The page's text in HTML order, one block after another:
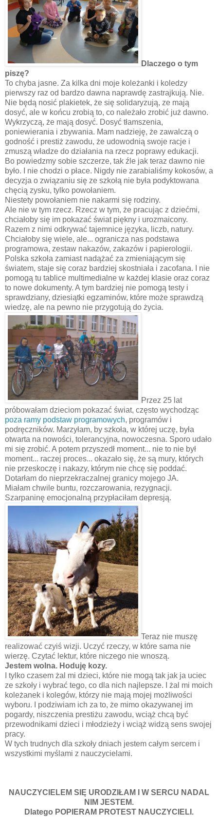
Dlaczego o tym
piszę?
To chyba jasne. Za kilka dni moje koleżanki i koledzy
pierwszy raz od bardzo dawna naprawdę zastrajkują. Nie.
Nie będą nosić plakietek, że się solidaryzują, ze mają
dosyć, ale w końcu zrobią to, co należało zrobić już dawno.
Wykrzyczą, że mają dosyć. Dosyć tłamszenia,
poniewierania i zbywania. Mam nadzieję, że zawalczą o
godność i prestiż zawodu, że udowodnią swoje racje i
zmuszą władze do działania na rzecz poprawy edukacji.
Bo powiedzmy sobie szczerze, tak źle jak teraz dawno nie
było. I nie chodzi o płace. Nigdy nie zarabialiśmy kokosów, a
decyzja o związaniu się ze szkołą nie była podyktowana
chęcią zysku, tylko powołaniem.
Niestety powołaniem nie nakarmi się rodziny.
Ale nie w tym rzecz. Rzecz w tym, że pracując z dziećmi,
chciałoby się im pokazać świat piękny i urozmaicony.
Razem z nimi odkrywać tajemnice języka, liczb, natury.
Chciałoby się wiele, ale... ogranicza nas podstawa
programowa, zestaw nakazów, zakazów i papierologii.
Polska szkoła zamiast nadążać za zmieniającym się
światem, staje się coraz bardziej skostniała i zacofana. I nie
pomogą tu tablice multimedialne w każdej klasie oraz coraz
to nowe dokumenty. A tym bardziej nie pomogą testy i
sprawdziany, dziesiątki egzaminów, które może sprawdzą
wiedzę, ale na pewno nie przygotują do życia.
Przez 25 lat
próbowałam dzieciom pokazać świat, często wychodząc
poza ramy podstaw programowych, programów i
podręczników. Marzyłam, by szkoła, w której uczę, była
otwarta na nowości, tolerancyjna, nowoczesna. Sporo udało
mi się zrobić. A potem przyszedł moment... nie to nie był
moment... raczej proces... okazało się, że są mury, których
nie przeskoczę i nakazy, którym nie chcę się poddać.
Dotarłam do nieprzekraczalnej granicy mojego JA.
Miałam chwile buntu, rozczarowania, rezygnacji.
Szarpaninę emocjonalną przypłaciłam depresją.
Teraz nie muszę
realizować czyiś wizji. Uczyć rzeczy, w które sama nie
wierzę. Czytać lektur, które niczego nie wnoszą.
Jestem wolna. Hoduję kozy.
I tylko czasem żal mi dzieci, które nie mogą tak jak ja uciec
ze szkoły i wybrać tego, co dla nich najlepsze. I żal mi moich
koleżanek i kolegów, którzy nie mają mojej możliwości
wyboru. I podziwiam ich za to, że mimo okazywanej im
pogardy, niszczenia prestiżu zawodu, wciąż chcą być
przewodnikami dzieci i młodzieży i wciąż widzą sens swojej
pracy.
W tych trudnych dla szkoły dniach jestem całym sercem i
wszystkimi myślami z nauczycielami.
NAUCZYCIELEM SIĘ URODZIŁAM I W SERCU NADAL
NIM JESTEM.
Dlatego POPIERAM PROTEST NAUCZYCIELI.